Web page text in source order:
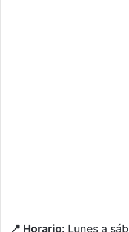
📍 Horario: Lunes a